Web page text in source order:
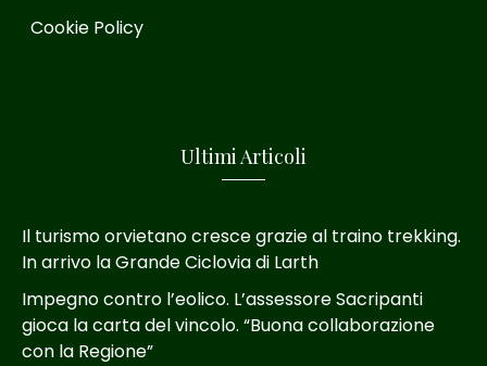
Cookie Policy
Ultimi Articoli
Il turismo orvietano cresce grazie al traino trekking.
In arrivo la Grande Ciclovia di Larth
Impegno contro l’eolico. L’assessore Sacripanti
gioca la carta del vincolo. “Buona collaborazione
con la Regione”